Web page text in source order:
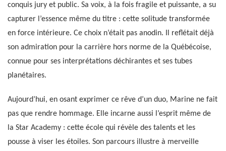
conquis jury et public. Sa voix, à la fois fragile et puissante, a su
capturer l’essence même du titre : cette solitude transformée
en force intérieure. Ce choix n’était pas anodin. Il reflétait déjà
son admiration pour la carrière hors norme de la Québécoise,
connue pour ses interprétations déchirantes et ses tubes
planétaires.
Aujourd’hui, en osant exprimer ce rêve d’un duo, Marine ne fait
pas que rendre hommage. Elle incarne aussi l’esprit même de
la Star Academy : cette école qui révèle des talents et les
pousse à viser les étoiles. Son parcours illustre à merveille